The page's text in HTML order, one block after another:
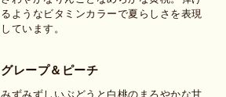
るようなビタミンカラーで夏らしさを表現
しています。
グレープ＆ピーチ
みずみずしいぶどうと白桃のまろやかな甘